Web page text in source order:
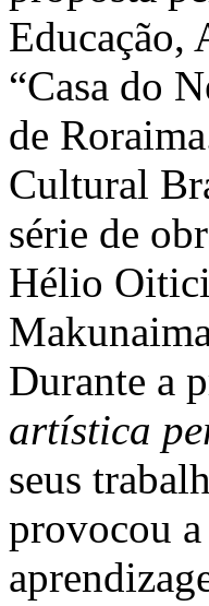
Educação,
“Casa do
de
Cultural
série de
Hélio
Durante a
artística
seus
provocou